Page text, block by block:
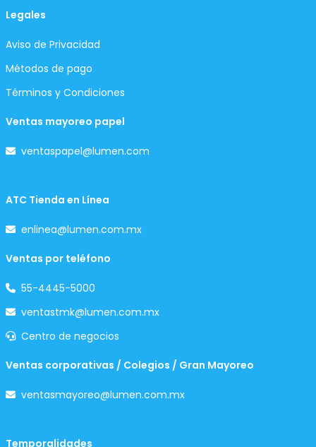
Legales
Aviso de Privacidad
Métodos de pago
Términos y Condiciones
Ventas mayoreo papel
ventaspapel@lumen.com
ATC Tienda en Línea
enlinea@lumen.com.mx
Ventas por teléfono
55-4445-5000
ventastmk@lumen.com.mx
Centro de negocios
Ventas corporativas / Colegios / Gran Mayoreo
ventasmayoreo@lumen.com.mx
Temporalidades